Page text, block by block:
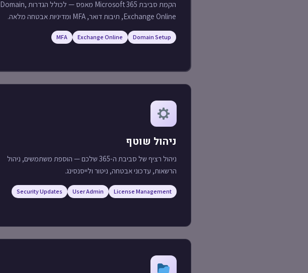
הקמת סביבת Microsoft 365 מאפס — לכולל הגדרות Domain,
Exchange Online, תיבות דואר, MFA ומדיניות אבטחה מלאה.
Domain Setup
Exchange Online
MFA
ניהול שוטף
ניהול רציף של סביבת ה-365 שלכם — הוספת משתמשים, ניהול
הרשאות, עדכוני אבטחה, ניטור ולייסנסינג.
License Management
User Admin
Security Updates